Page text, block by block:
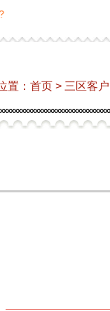
置： 首页 > 三区客户